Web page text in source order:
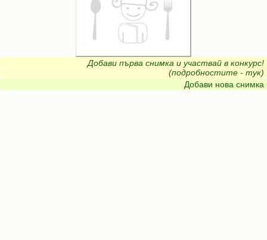
Добави първа снимка и участвай в конкурс!
(подробностите - тук)
Добави нова снимка